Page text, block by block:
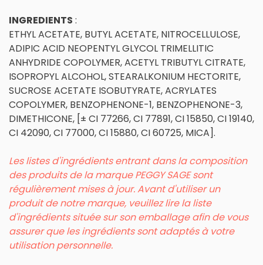
INGREDIENTS :
ETHYL ACETATE, BUTYL ACETATE, NITROCELLULOSE,
ADIPIC ACID NEOPENTYL GLYCOL TRIMELLITIC
ANHYDRIDE COPOLYMER, ACETYL TRIBUTYL CITRATE,
ISOPROPYL ALCOHOL, STEARALKONIUM HECTORITE,
SUCROSE ACETATE ISOBUTYRATE, ACRYLATES
COPOLYMER, BENZOPHENONE-1, BENZOPHENONE-3,
DIMETHICONE, [± CI 77266, CI 77891, CI 15850, CI 19140,
CI 42090, CI 77000, CI 15880, CI 60725, MICA].
Les listes d'ingrédients entrant dans la composition
des produits de la marque PEGGY SAGE sont
régulièrement mises à jour. Avant d'utiliser un
produit de notre marque, veuillez lire la liste
d'ingrédients située sur son emballage afin de vous
assurer que les ingrédients sont adaptés à votre
utilisation personnelle.